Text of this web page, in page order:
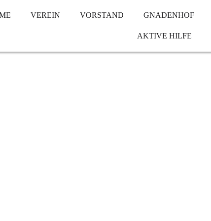
VEREIN VORSTAND GNADENHOF
AKTIVE HILFE